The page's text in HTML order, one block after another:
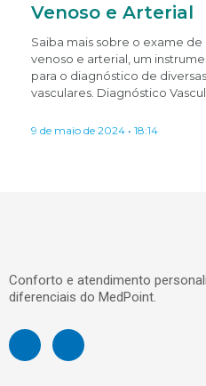
Venoso e Arterial
Saiba mais sobre o exame
venoso e arterial, um
para o diagnóstico de
vasculares. Diagnóstico
9 de maio de 2024 18:14
Conforto e atendimento
diferenciais do MedPoint.